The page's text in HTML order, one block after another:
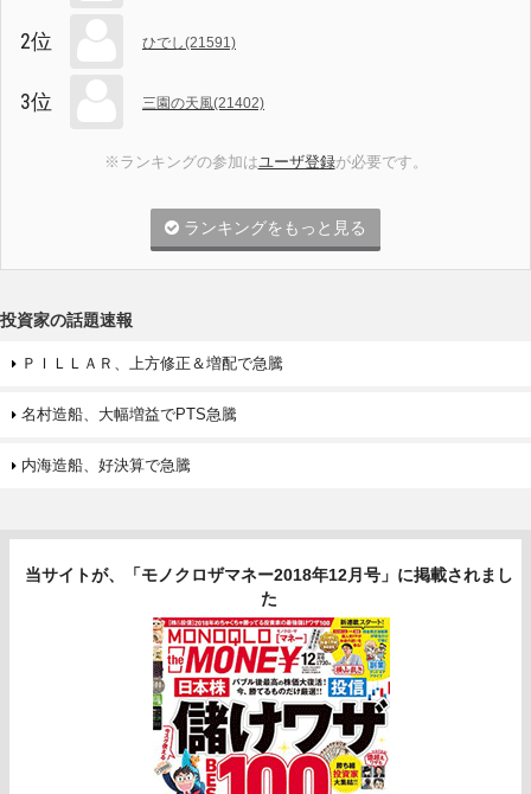
2位 ひでし(21591)
3位 三園の天風(21402)
※ランキングの参加はユーザ登録が必要です。
ランキングをもっと見る
投資家の話題速報
ＰＩＬＬＡＲ、上方修正＆増配で急騰
名村造船、大幅増益でPTS急騰
内海造船、好決算で急騰
当サイトが、「モノクロザマネー2018年12月号」に掲載されまし
た